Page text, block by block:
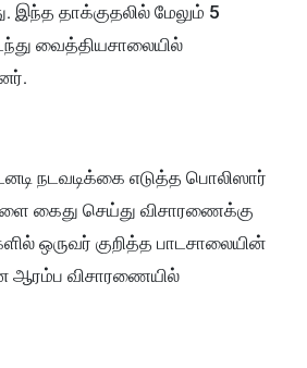
இந்த தாக்குதலில் மேலும் 5
வைத்தியசாலையில்
நடவடிக்கை எடுத்த பொலிஸார்
கைது செய்து விசாரணைக்கு
ஒருவர் குறித்த பாடசாலையின்
விசாரணையில்